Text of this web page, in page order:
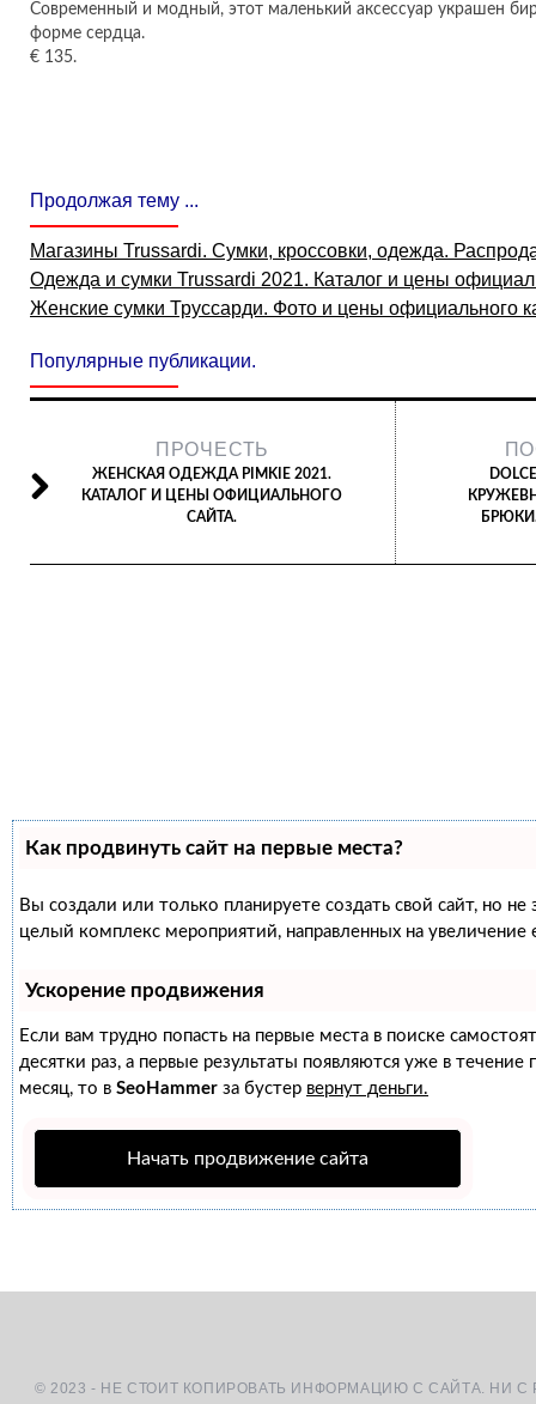
Современный и модный, этот маленький аксессуар украшен
форме сердца.
€ 135.
Продолжая тему ...
Магазины Trussardi. Сумки, кроссовки, одежда.
Одежда и сумки Trussardi 2021. Каталог и цены
Женские сумки Труссарди. Фото и цены официального
Популярные публикации.
ПРОЧЕСТЬ
ЖЕНСКАЯ ОДЕЖДА PIMKIE 2021.
КАТАЛОГ И ЦЕНЫ ОФИЦИАЛЬНОГО
САЙТА.
Как продвинуть сайт на первые места?
Вы создали или только планируете создать свой сайт, но
целый комплекс мероприятий, направленных на
Ускорение продвижения
Если вам трудно попасть на первые места в поиске
десятки раз, а первые результаты появляются уже в
месяц, то в SeoHammer за бустер вернут деньги.
Начать продвижение сайта
© 2023 - НЕ СТОИТ КОПИРОВАТЬ ИНФОРМАЦИЮ С САЙТА. НИ